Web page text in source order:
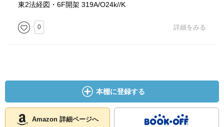
東2法経図・6F開架 319A/O24k//K
0 詳細をみる
本棚に登録する
Amazon 詳細ページへ